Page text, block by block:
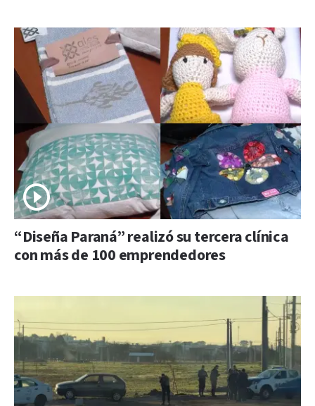
“Diseña Paraná” realizó su tercera clínica
con más de 100 emprendedores